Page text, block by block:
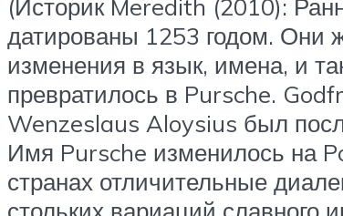
(Историк Meredith (2010):
датированы 1253 годом. Они
изменения в язык, имена, и
превратилось в Pursche.
Wenzeslaus Aloysius был
Имя Pursche изменилось на
странах отличительные